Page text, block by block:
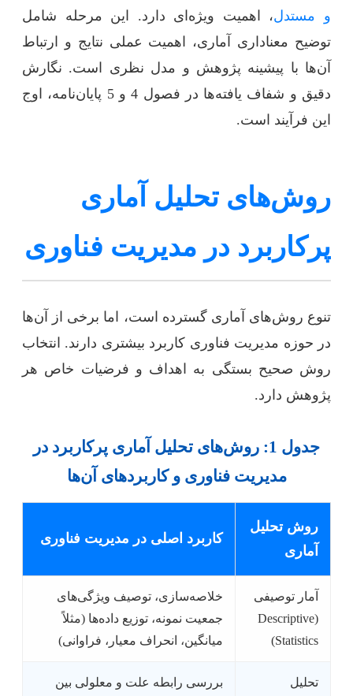
و مستدل، اهمیت ویژه‌ای دارد. این مرحله شامل
توضیح معناداری آماری، اهمیت عملی نتایج و ارتباط
آن‌ها با پیشینه پژوهش و مدل نظری است. نگارش
دقیق و شفاف یافته‌ها در فصول 4 و 5 پایان‌نامه، اوج
این فرآیند است.
روش‌های تحلیل آماری
پرکاربرد در مدیریت فناوری
تنوع روش‌های آماری گسترده است، اما برخی از آن‌ها
در حوزه مدیریت فناوری کاربرد بیشتری دارند. انتخاب
روش صحیح بستگی به اهداف و فرضیات خاص هر
پژوهش دارد.
جدول 1: روش‌های تحلیل آماری پرکاربرد در
مدیریت فناوری و کاربردهای آن‌ها
روش تحلیل
آماری
کاربرد اصلی در مدیریت فناوری
آمار توصیفی
(Descriptive
Statistics)
خلاصه‌سازی، توصیف ویژگی‌های
جمعیت نمونه، توزیع داده‌ها (مثلاً
میانگین، انحراف معیار، فراوانی)
تحلیل
بررسی رابطه علت و معلولی بین